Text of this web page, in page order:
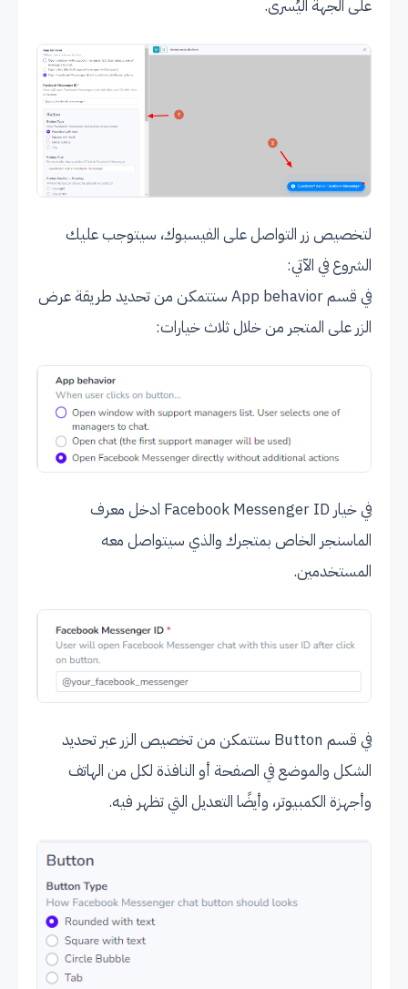
على الجهة اليُسرى.
لتخصيص زر التواصل على الفيسبوك، سيتوجب عليك
الشروع في الآتي:
في قسم App behavior ستتمكن من تحديد طريقة عرض
الزر على المتجر من خلال ثلاث خيارات:
في خيار Facebook Messenger ID ادخل معرف
الماسنجر الخاص بمتجرك والذي سيتواصل معه
المستخدمين.
في قسم Button ستتمكن من تخصيص الزر عبر تحديد
الشكل والموضع في الصفحة أو النافذة لكل من الهاتف
وأجهزة الكمبيوتر، وأيضًا التعديل التي تظهر فيه.